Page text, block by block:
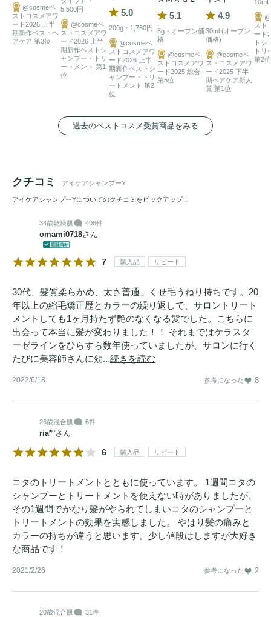
@cosmeベ
ストコスメアワ
ード2026 上半
期新作ベストヘ
アケア 第3位
5,500円
@cosmeベ
ストコスメアワ
ード2026 上半
期新作ベストシ
ャンプー・トリ
ートメント 第1
位
5.0
200g・1,760円
@cosmeベ
ストコスメアワ
ード2026 上半
期新作ベストシ
ャンプー・トリ
ートメント 第2
位
5.1
8g・オープン価
格
@cosmeベ
ストコスメアワ
ード2025 総合
第5位
4.9
30ml (オープン
価格)
@cosmeベ
ストコスメアワ
ード2025 下半
期ヘアケア新人
賞 第1位
スト
ード
トシ
トリ
第2位
過去のベストコスメ受賞商品をみる
クチコミ アイケアシャンプーY
アイケアシャンプーYについてのクチコミをピックアップ！
34歳乾燥肌 406件
omami0718さん
7 購入品 リピート
30代、髪質柔らかめ、太さ普通、くせ毛うねり持ちです。20
年以上の縮毛矯正歴とカラーの繰り返しで、サロントリート
メントしても1ヶ月持たず艶のなくなる髪でした。こちらに
出会って本当に髪が変わりました！！ それまではケラスタ
ーゼラインをひらすら数年使っていましたが、サロンに行く
たびに美容師さんに効...続きを読む
2022/6/18 参考になった 8
26歳混合肌 6件
ria*°さん
6 購入品 リピート
コタのトリートメントとともに使っています。 1週間コタの
シャンプーとトリートメントを使えない時がありましたが、
その1週間でかなり髪がやられてしまいコタのシャンプーと
トリートメントの効果を実感しました。 やはり髪の痛みと
カラーの持ちが違うと思います。少し値段はしますが大好き
な商品です！
2021/2/26 参考になった 2
20歳混合肌 31件